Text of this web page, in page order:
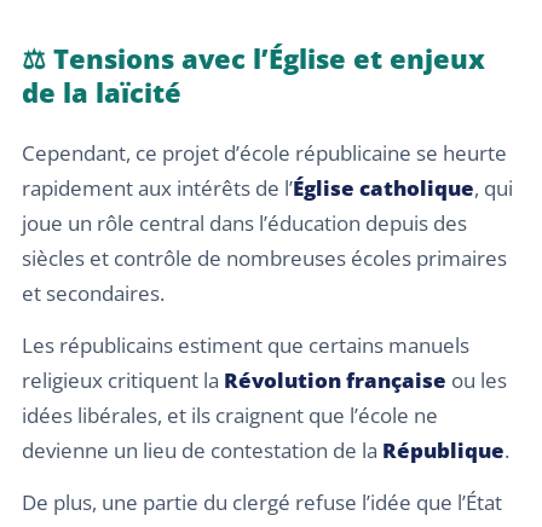
⚖️ Tensions avec l’Église et enjeux
de la laïcité
Cependant, ce projet d’école républicaine se heurte
rapidement aux intérêts de l’Église catholique, qui
joue un rôle central dans l’éducation depuis des
siècles et contrôle de nombreuses écoles primaires
et secondaires.
Les républicains estiment que certains manuels
religieux critiquent la Révolution française ou les
idées libérales, et ils craignent que l’école ne
devienne un lieu de contestation de la République.
De plus, une partie du clergé refuse l’idée que l’État